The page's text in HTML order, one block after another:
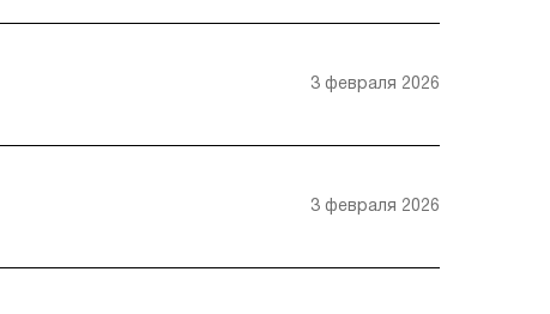
3 февраля 2026
3 февраля 2026